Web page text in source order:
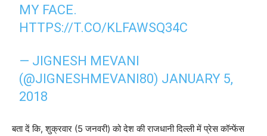
MY FACE.
HTTPS://T.CO/KLFAWSQ34C
— JIGNESH MEVANI
(@JIGNESHMEVANI80) JANUARY 5,
2018
बता दें कि, शुक्रवार (5 जनवरी) को देश की राजधानी दिल्ली में प्रेस कॉन्फेंस